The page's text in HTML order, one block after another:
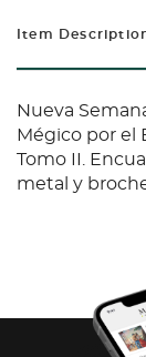
Item
Nueva
Mégico por el
Tomo II.
metal y